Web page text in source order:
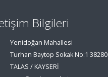
Bilgileri
Yenidoğan Mahallesi
Turhan Baytop Sokak No:1 38280
TALAS / KAYSERİ